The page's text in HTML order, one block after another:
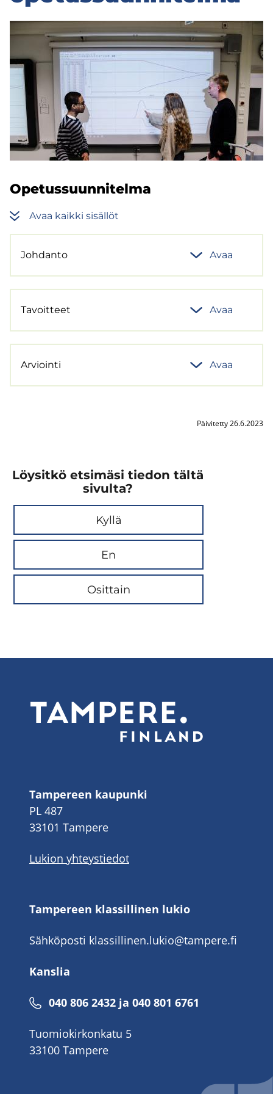
Ope­tus­suun­ni­tel­ma
Avaa kaik­ki si­säl­löt
Joh­dan­to Avaa
Ta­voit­teet Avaa
Ar­vioin­ti Avaa
Päivitetty 26.6.2023
Löysitkö etsimäsi tiedon tältä
sivulta?
Kyllä
En
Osittain
Tampereen kaupunki
PL 487
33101 Tampere
Lukion yhteystiedot
Tampereen klassillinen lukio
Sähköposti klassillinen.lukio@tampere.fi
Kanslia
040 806 2432 ja 040 801 6761
Tuomiokirkonkatu 5
33100 Tampere